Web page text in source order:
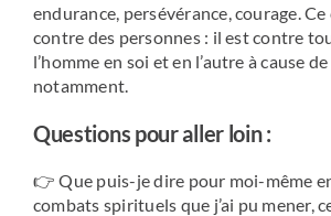
endurance, persévérance, courage. Ce
contre des personnes : il est contre
l’homme en soi et en l’autre à cause
notamment.
Questions pour aller loin :
👉 Que puis-je dire pour moi-même
combats spirituels que j’ai pu mener,